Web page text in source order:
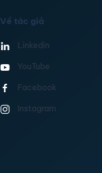
Về tác giả
Linkedin
YouTube
Facebook
Instagram